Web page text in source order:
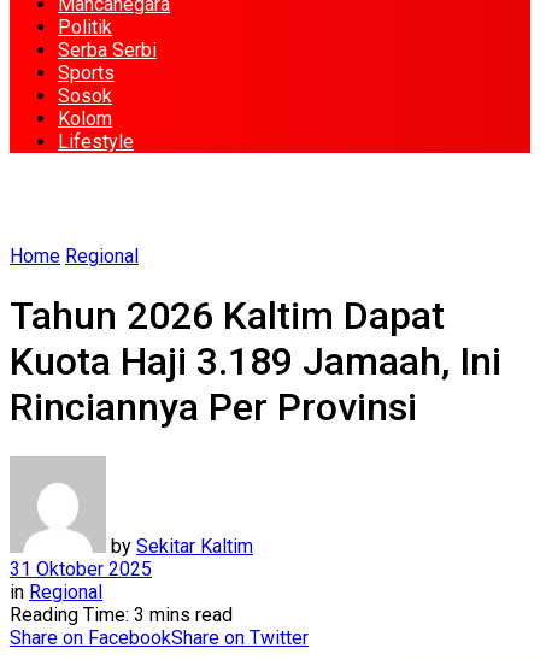
Politik
Serba Serbi
Sports
Sosok
Kolom
Lifestyle
Home Regional
Tahun 2026 Kaltim Dapat
Kuota Haji 3.189 Jamaah, Ini
Rinciannya Per Provinsi
by Sekitar Kaltim
31 Oktober 2025
in Regional
Reading Time: 3 mins read
Share on FacebookShare on Twitter